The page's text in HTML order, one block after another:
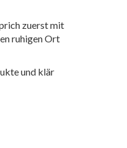
zuerst mit
ruhigen Ort
und klär